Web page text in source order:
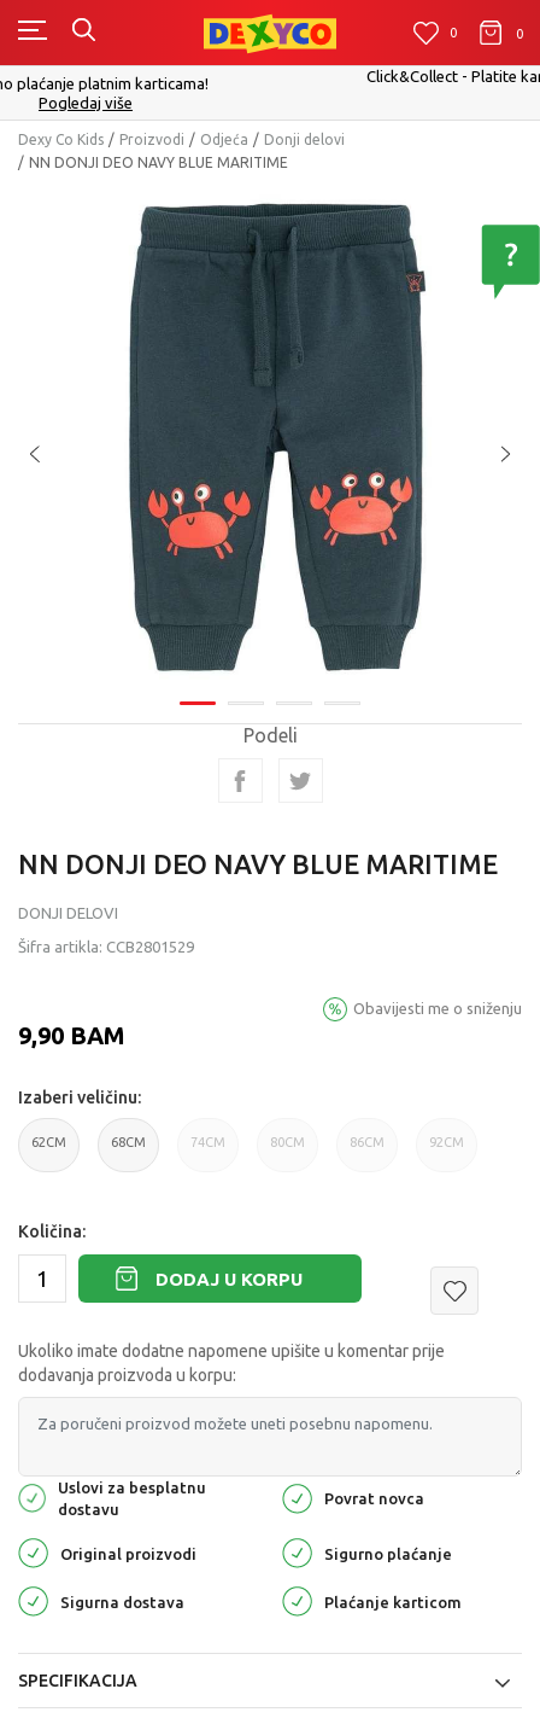
0 0
Click&Collect - Platite karticom Online i preuzmite u prodavnici po
Dexy Co Kids Proizvodi Odjeća
Donji delovi
NN DONJI DEO NAVY BLUE MARITIME
Podeli
NN DONJI DEO NAVY BLUE MARITIME
DONJI DELOVI
Šifra artikla: CCB2801529
9,90 BAM
Obavijesti me o sniženju
Izaberi veličinu:
62CM 68CM 74CM 80CM 86CM 92CM
Količina:
DODAJ U KORPU
Ukoliko imate dodatne napomene upišite u komentar prije
dodavanja proizvoda u korpu:
Uslovi za besplatnu
dostavu
Povrat novca
Original proizvodi Sigurno plaćanje
Sigurna dostava Plaćanje karticom
SPECIFIKACIJA